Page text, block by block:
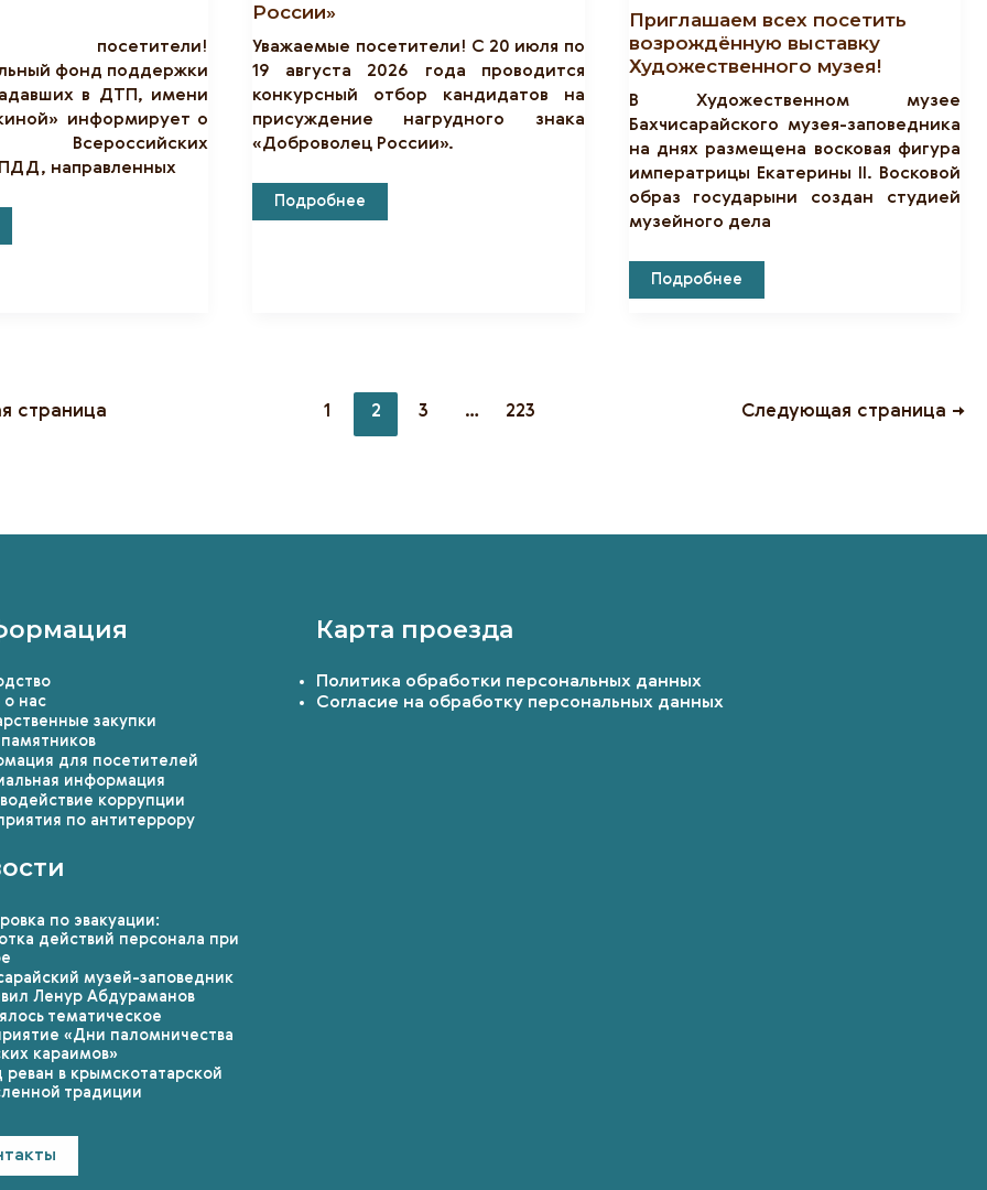
посетители!
фонд поддержки
в ДТП, имени
информирует о
Всероссийских
ПДД, направленных
России»
Уважаемые посетители! С 20 июля по
19 августа 2026 года проводится
конкурсный отбор кандидатов на
присуждение нагрудного знака
«Доброволец России».
Нагрудный
Подробнее
Приглашаем всех посетить
возрождённую выставку
Художественного музея!
В Художественном музее
Бахчисарайского музея-заповедника
на днях размещена восковая фигура
императрицы Екатерины II. Восковой
образ государыни создан студией
музейного дела
Приглашаем
Подробнее
Постраничная
навигация
страница 1 2 3 … 223 Следующая страница →
о нас
закупки
памятников
для посетителей
информация
коррупции
по антитеррору
по эвакуации:
действий персонала при
музей-заповедник
Ленур Абдураманов
тематическое
«Дни паломничества
караимов»
реван в крымскотатарской
традиции
Карта проезда
Политика обработки персональных данных
Согласие на обработку персональных данных